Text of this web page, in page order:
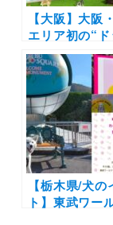
【大阪】大阪
エリア初の“
シティリゾー
「Dyplus
KITA」に屋内
グラン・ドッ
ル・カフェが
グランドオー
ベントの開催
【栃木県/犬の
ト】東武ワー